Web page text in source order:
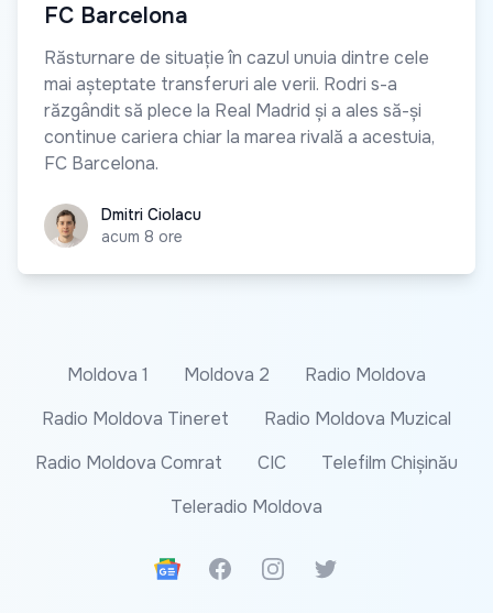
FC Barcelona
Răsturnare de situație în cazul unuia dintre cele
mai așteptate transferuri ale verii. Rodri s-a
răzgândit să plece la Real Madrid și a ales să-și
continue cariera chiar la marea rivală a acestuia,
FC Barcelona.
Dmitri Ciolacu
Dmitri Ciolacu
acum 8 ore
Moldova 1 Moldova 2
Radio Moldova
Radio Moldova Tineret
Radio Moldova Muzical
Radio Moldova Comrat
CIC
Telefilm Chișinău
Teleradio Moldova
Google News
FacebookInstagramTwitter